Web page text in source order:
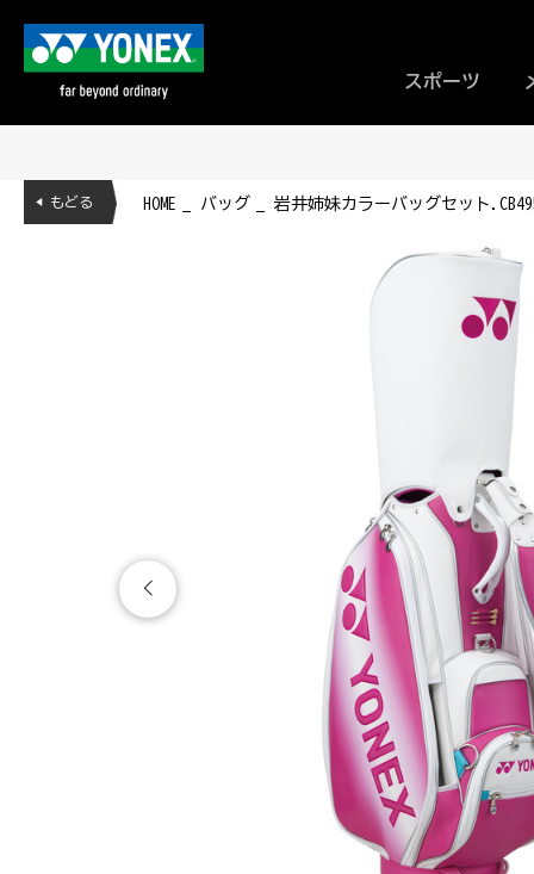
スポーツ
HOME バッグ 岩井姉妹カラーバッグセット
◀ もどる